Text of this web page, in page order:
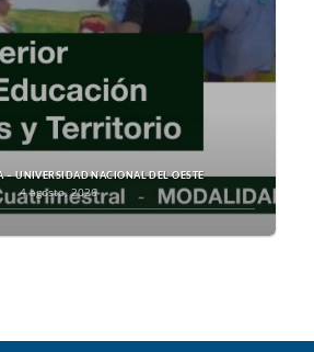
– UNIVERSIDAD NACIONAL DEL OESTE
4 agosto, 2026